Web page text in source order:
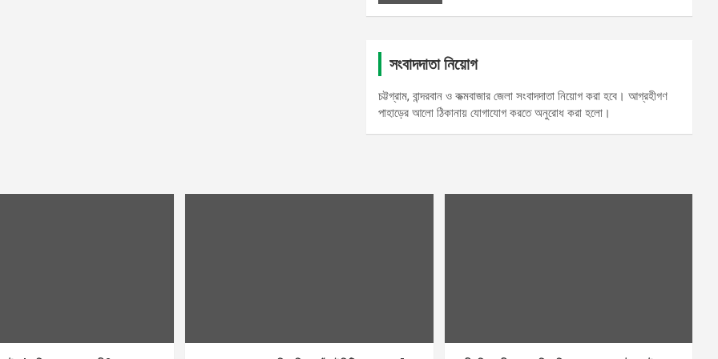
সংবাদদাতা নিয়োগ
চট্টগ্রাম, বান্দরবান ও কক্মবাজার জেলা সংবাদদাতা নিয়োগ করা হবে। আগ্রহীগণ
পাহাড়ের আলো ঠিকানায় যোগাযোগ করতে অনুরোধ করা হলো।